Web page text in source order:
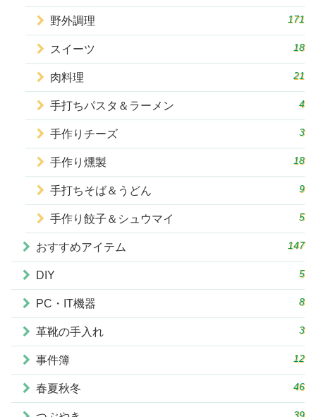
野外調理 171
スイーツ 18
肉料理 21
手打ちパスタ＆ラーメン 4
手作りチーズ 3
手作り燻製 18
手打ちそば＆うどん 9
手作り餃子＆シュウマイ 5
おすすめアイテム 147
DIY 5
PC・IT機器 8
革靴の手入れ 3
事件簿 12
春夏秋冬 46